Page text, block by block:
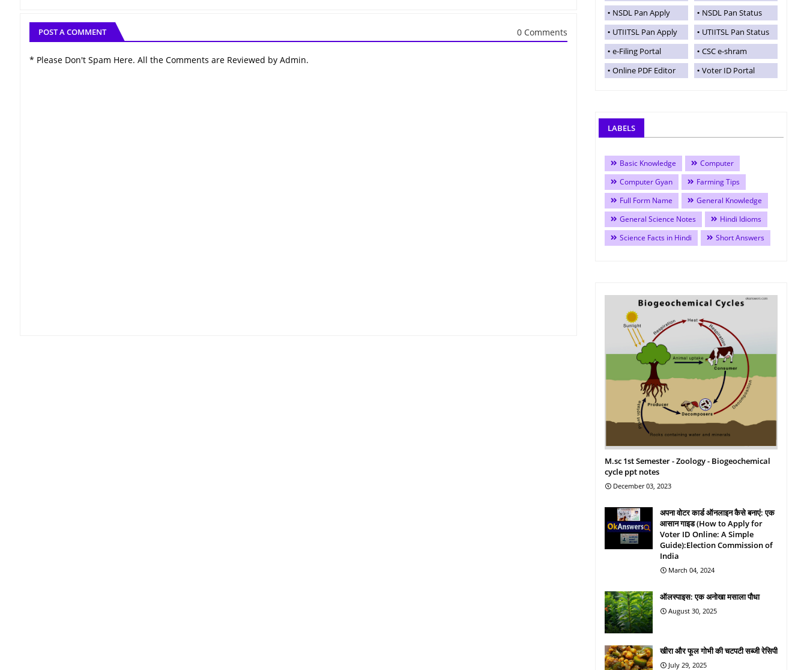
POST A COMMENT 0 Comments
* Please Don't Spam Here. All the Comments are Reviewed by Admin.
NSDL Pan Apply
NSDL Pan Status
UTIITSL Pan Apply
UTIITSL Pan Status
e-Filing Portal
CSC e-shram
Online PDF Editor
Voter ID Portal
LABELS
Basic Knowledge
Computer
Computer Gyan
Farming Tips
Full Form Name
General Knowledge
General Science Notes
Hindi Idioms
Science Facts in Hindi
Short Answers
M.sc 1st Semester - Zoology - Biogeochemical
cycle ppt notes
December 03, 2023
अपना वोटर कार्ड ऑनलाइन कैसे बनाएं: एक
आसान गाइड (How to Apply for
Voter ID Online: A Simple
Guide):Election Commission of
India
March 04, 2024
ऑलस्पाइस: एक अनोखा मसाला पौधा
August 30, 2025
खीरा और फूल गोभी की चटपटी सब्जी रेसिपी
July 29, 2025